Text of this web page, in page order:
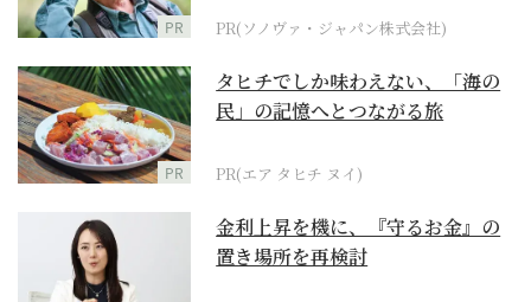
PR PR(ソノヴァ・ジャパン株式会社)
PR
タヒチでしか味わえない、「海の
民」の記憶へとつながる旅
PR(エア タヒチ ヌイ)
金利上昇を機に、『守るお金』の
置き場所を再検討